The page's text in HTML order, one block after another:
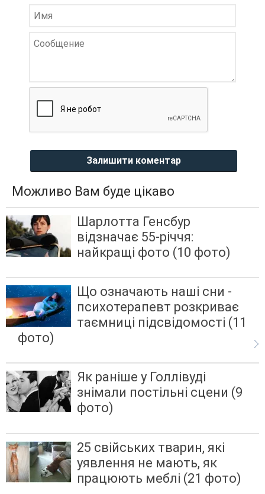
Залишити коментар
Можливо Вам буде цікаво
Шарлотта Генсбур
відзначає 55-річчя:
найкращі фото (10 фото)
Що означають наші сни -
психотерапевт розкриває
таємниці підсвідомості (11
фото)
Як раніше у Голлівуді
знімали постільні сцени (9
фото)
25 свійських тварин, які
уявлення не мають, як
працюють меблі (21 фото)